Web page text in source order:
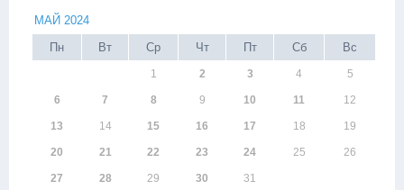
МАЙ 2024
Пн
Вт Ср Чт Пт Сб Вс
1 2 3 4 5
6 7 8 9 10 11 12
13 14 15 16 17 18 19
20 21 22 23 24 25 26
27 28 29 30 31